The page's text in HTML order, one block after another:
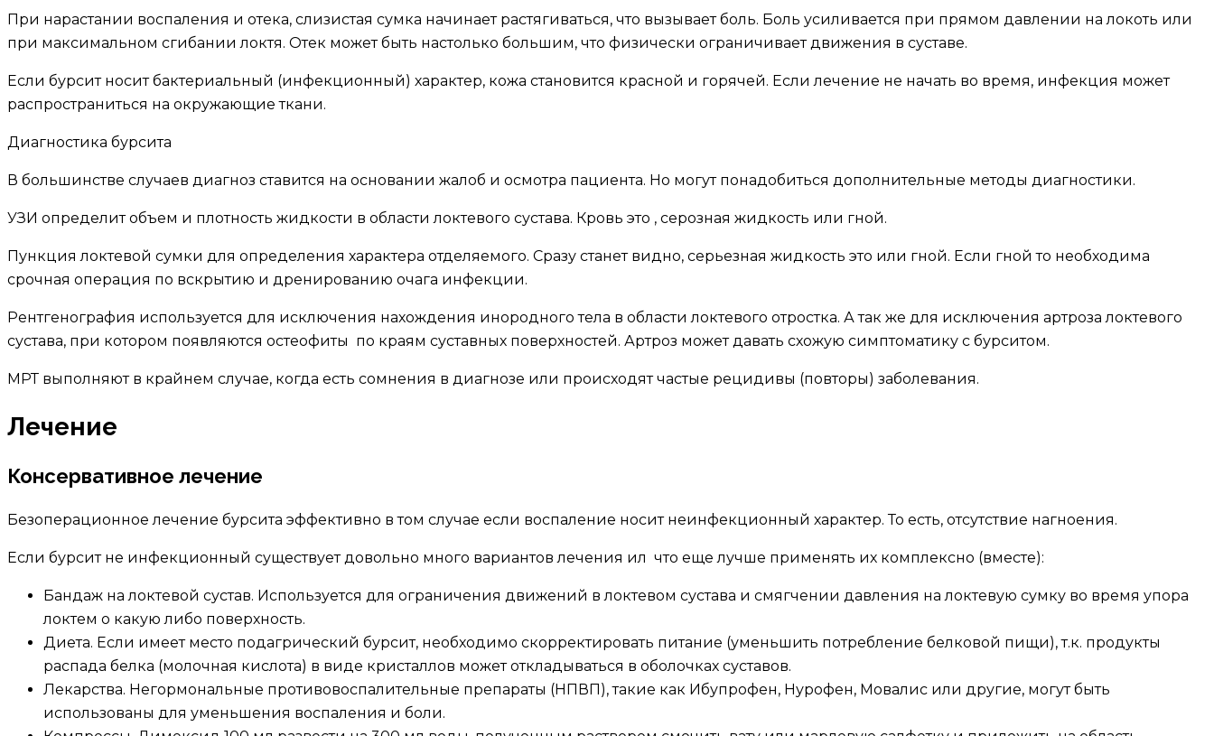
При нарастании воспаления и отека, слизистая сумка начинает растягиваться, что вызывает боль. Боль усиливается при прямом давлении на локоть или
при максимальном сгибании локтя. Отек может быть настолько большим, что физически ограничивает движения в суставе.
Если бурсит носит бактериальный (инфекционный) характер, кожа становится красной и горячей. Если лечение не начать во время, инфекция может
распространиться на окружающие ткани.
Диагностика бурсита
В большинстве случаев диагноз ставится на основании жалоб и осмотра пациента. Но могут понадобиться дополнительные методы диагностики.
УЗИ определит объем и плотность жидкости в области локтевого сустава. Кровь это , серозная жидкость или гной.
Пункция локтевой сумки для определения характера отделяемого. Сразу станет видно, серьезная жидкость это или гной. Если гной то необходима
срочная операция по вскрытию и дренированию очага инфекции.
Рентгенография используется для исключения нахождения инородного тела в области локтевого отростка. А так же для исключения артроза локтевого
сустава, при котором появляются остеофиты по краям суставных поверхностей. Артроз может давать схожую симптоматику с бурситом.
МРТ выполняют в крайнем случае, когда есть сомнения в диагнозе или происходят частые рецидивы (повторы) заболевания.
Лечение
Консервативное лечение
Безоперационное лечение бурсита эффективно в том случае если воспаление носит неинфекционный характер. То есть, отсутствие нагноения.
Если бурсит не инфекционный существует довольно много вариантов лечения ил что еще лучше применять их комплексно (вместе):
Бандаж на локтевой сустав. Используется для ограничения движений в локтевом сустава и смягчении давления на локтевую сумку во время упора
локтем о какую либо поверхность.
Диета. Если имеет место подагрический бурсит, необходимо скорректировать питание (уменьшить потребление белковой пищи), т.к. продукты
распада белка (молочная кислота) в виде кристаллов может откладываться в оболочках суставов.
Лекарства. Негормональные противовоспалительные препараты (НПВП), такие как Ибупрофен, Нурофен, Мовалис или другие, могут быть
использованы для уменьшения воспаления и боли.